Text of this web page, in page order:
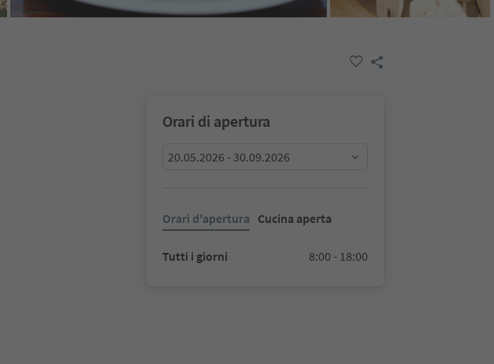
Orari di apertura
20.05.2026 - 30.09.2026
Orari d'apertura Cucina aperta
Tutti i giorni 8:00 - 18:00